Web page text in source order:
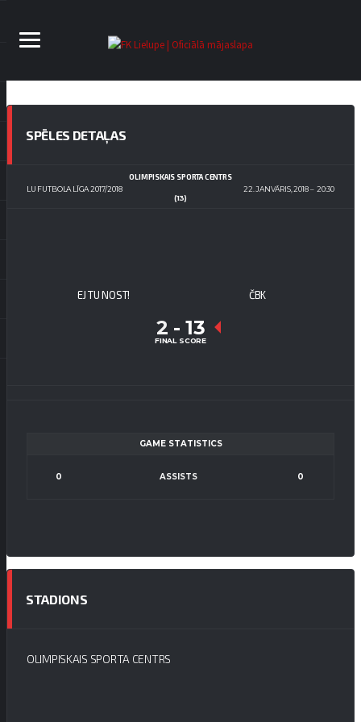
SPĒLES DETAĻAS
LU FUTBOLA LĪGA 2017/2018
OLIMPISKAIS SPORTA CENTRS
22. JANVĀRIS, 2018
20:30
(13)
EJ TU NOST! ČBK
2 - 13
FINAL SCORE
GAME STATISTICS
0 ASSISTS 0
STADIONS
OLIMPISKAIS SPORTA CENTRS